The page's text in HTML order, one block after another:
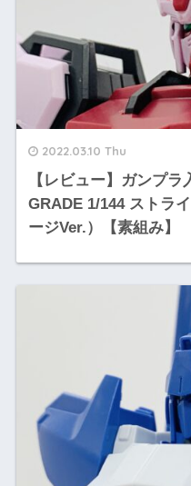
2022.03.10 Thu
【レビュー】ガンプ
GRADE 1/144 ストラ
ージVer.）【素組み】